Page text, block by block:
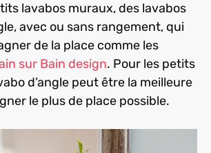
lavabos muraux, des lavabos
avec ou sans rangement, qui
de la place comme les
sur Bain design. Pour les petits
d’angle peut être la meilleure
le plus de place possible.